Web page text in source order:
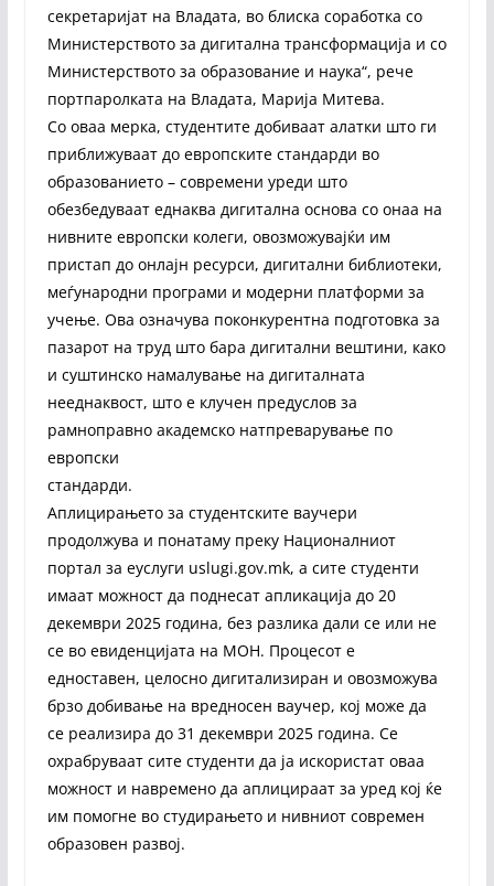
секретаријат на Владата, во блиска соработка со
Министерството за дигитална трансформација и со
Министерството за образование и наука“, рече
портпаролката на Владата, Марија Митева.
Со оваа мерка, студентите добиваат алатки што ги
приближуваат до европските стандарди во
образованието – современи уреди што
обезбедуваат еднаква дигитална основа со онаа на
нивните европски колеги, овозможувајќи им
пристап до онлајн ресурси, дигитални библиотеки,
меѓународни програми и модерни платформи за
учење. Ова означува поконкурентна подготовка за
пазарот на труд што бара дигитални вештини, како
и суштинско намалување на дигиталната
нееднаквост, што е клучен предуслов за
рамноправно академско натпреварување по
европски
стандарди.
Аплицирањето за студентските ваучери
продолжува и понатаму преку Националниот
портал за еуслуги uslugi.gov.mk, a сите студенти
имаат можност да поднесат апликација до 20
декември 2025 година, без разлика дали се или не
се во евиденцијата на МОН. Процесот е
едноставен, целосно дигитализиран и овозможува
брзо добивање на вредносен ваучер, кој може да
се реализира до 31 декември 2025 година. Се
охрабруваат сите студенти да ја искористат оваа
можност и навремено да аплицираат за уред кој ќе
им помогне во студирањето и нивниот современ
образовен развој.